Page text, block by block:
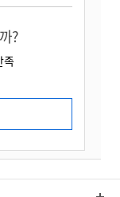
?
족